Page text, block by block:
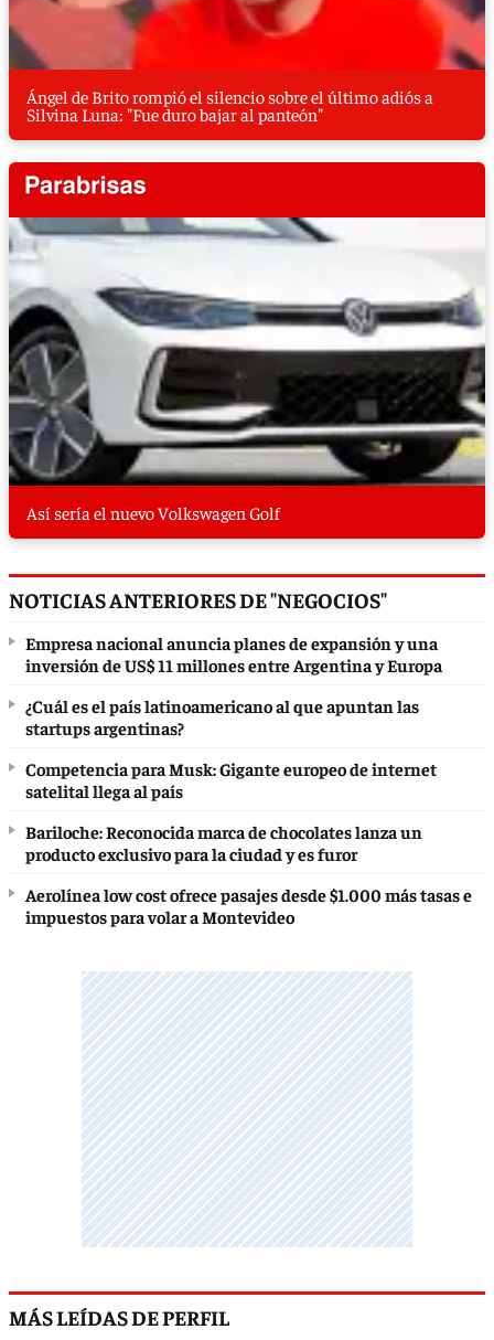
Ángel de Brito rompió el silencio sobre el último adiós a
Silvina Luna: "Fue duro bajar al panteón"
Así sería el nuevo Volkswagen Golf
NOTICIAS ANTERIORES DE "NEGOCIOS"
Empresa nacional anuncia planes de expansión y una
inversión de US$ 11 millones entre Argentina y Europa
¿Cuál es el país latinoamericano al que apuntan las
startups argentinas?
Competencia para Musk: Gigante europeo de internet
satelital llega al país
Bariloche: Reconocida marca de chocolates lanza un
producto exclusivo para la ciudad y es furor
Aerolínea low cost ofrece pasajes desde $1.000 más tasas e
impuestos para volar a Montevideo
MÁS LEÍDAS DE PERFIL